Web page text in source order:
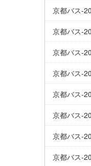
京都バス-
京都バス-
京都バス-
京都バス-
京都バス-
京都バス-
京都バス-
京都バス-